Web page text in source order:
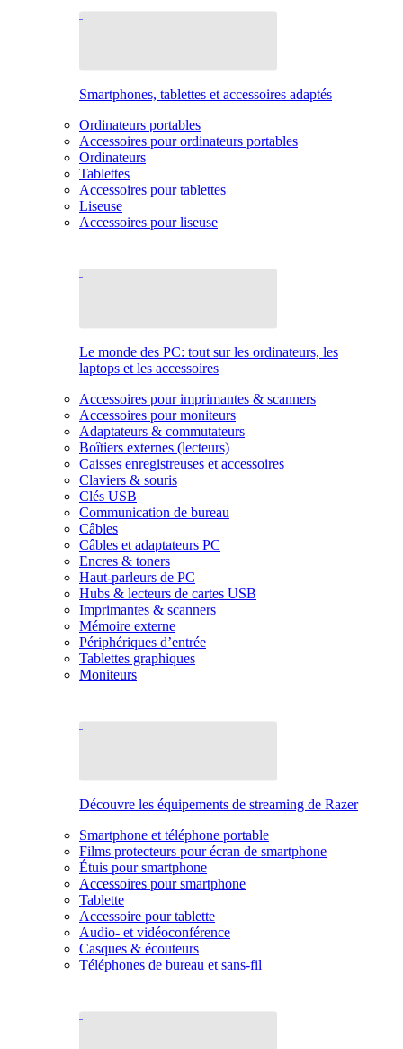
Smartphones, tablettes et accessoires adaptés
Ordinateurs portables
Accessoires pour ordinateurs portables
Ordinateurs
Tablettes
Accessoires pour tablettes
Liseuse
Accessoires pour liseuse
Le monde des PC: tout sur les ordinateurs, les
laptops et les accessoires
Accessoires pour imprimantes & scanners
Accessoires pour moniteurs
Adaptateurs & commutateurs
Boîtiers externes (lecteurs)
Caisses enregistreuses et accessoires
Claviers & souris
Clés USB
Communication de bureau
Câbles
Câbles et adaptateurs PC
Encres & toners
Haut-parleurs de PC
Hubs & lecteurs de cartes USB
Imprimantes & scanners
Mémoire externe
Périphériques d’entrée
Tablettes graphiques
Moniteurs
Découvre les équipements de streaming de Razer
Smartphone et téléphone portable
Films protecteurs pour écran de smartphone
Étuis pour smartphone
Accessoires pour smartphone
Tablette
Accessoire pour tablette
Audio- et vidéoconférence
Casques & écouteurs
Téléphones de bureau et sans-fil